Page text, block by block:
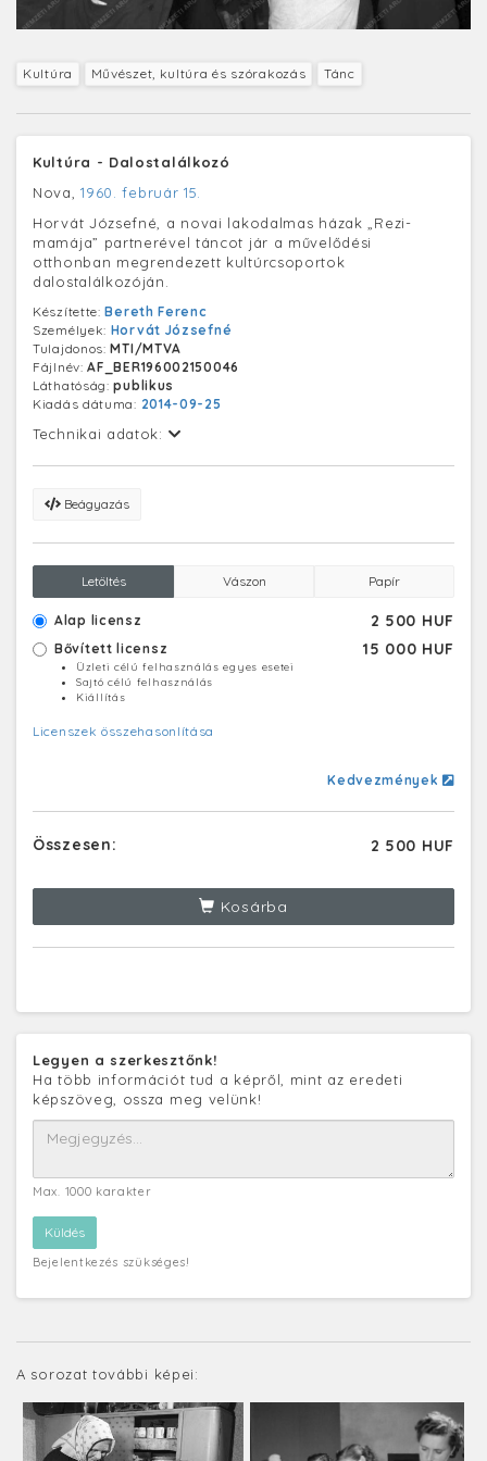
Kultúra Művészet, kultúra és szórakozás Tánc
Kultúra - Dalostalálkozó
Nova,1960. február 15.
Horvát Józsefné, a novai lakodalmas házak „Rezi-
mamája” partnerével táncot jár a művelődési
otthonban megrendezett kultúrcsoportok
dalostalálkozóján.
Készítette:Bereth Ferenc
Személyek: Horvát Józsefné
Tulajdonos:MTI/MTVA
Fájlnév:AF_BER196002150046
Láthatóság:publikus
Kiadás dátuma: 2014-09-25
Technikai adatok:
Beágyazás
Letöltés Vászon Papír
Alap licensz 2 500 HUF
Bővített licensz 15 000 HUF
Üzleti célú felhasználás egyes esetei
Sajtó célú felhasználás
Kiállítás
Licenszek összehasonlítása
Kedvezmények
Összesen: 2 500 HUF
Kosárba
Legyen a szerkesztőnk!
Ha több információt tud a képről, mint az eredeti
képszöveg, ossza meg velünk!
Max. 1000 karakter
Bejelentkezés szükséges!
A sorozat további képei: